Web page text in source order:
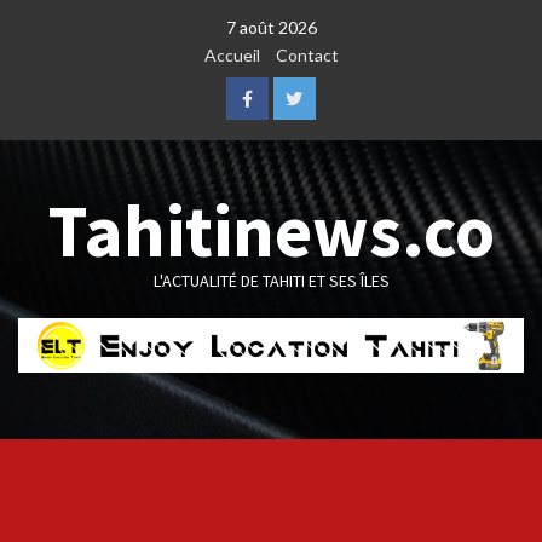
7 août 2026
Accueil
Contact
FacebookTwitter
Tahitinews.co
L'ACTUALITÉ DE TAHITI ET SES ÎLES